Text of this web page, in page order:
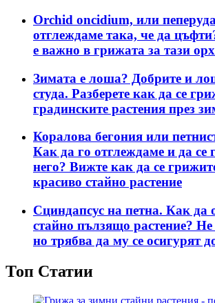
Orchid oncidium, или
отглеждаме така, че да
е важно в грижата за тази
Зимата е лоша? Добрите и
студа. Разберете как да се
градинските растения през
Коралова бегония или
Как да го отглеждаме и да се
него? Вижте как да се
красиво стайно растение
Сциндапсус на петна. Как да
стайно пълзящо растение? Не
но трябва да му се осигурят
Топ Статии